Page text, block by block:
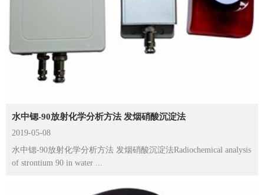
水中锶-90放射化学分析方法 发烟硝酸沉淀法
2019-05-08
水中锶-90放射化学分析方法 发烟硝酸沉淀法Radiochemical analysis
of strontium 90 in water ...